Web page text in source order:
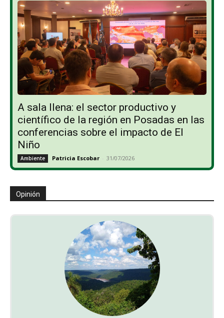
A sala llena: el sector productivo y
científico de la región en Posadas en las
conferencias sobre el impacto de El
Niño
Ambiente Patricia Escobar - 31/07/2026
Opinión